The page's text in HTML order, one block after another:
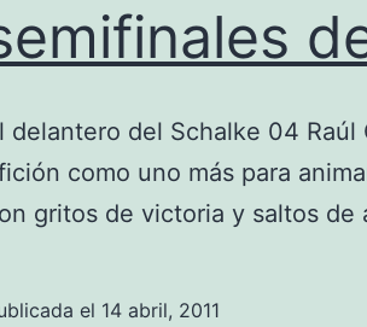
delantero del Schalke 04
como uno más para
gritos de victoria y saltos de
el 14 abril, 2011